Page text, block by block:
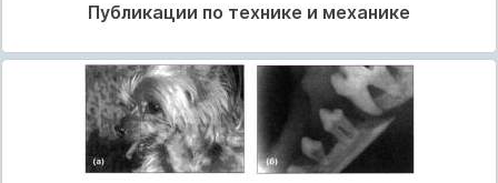
Публикации по технике и механике